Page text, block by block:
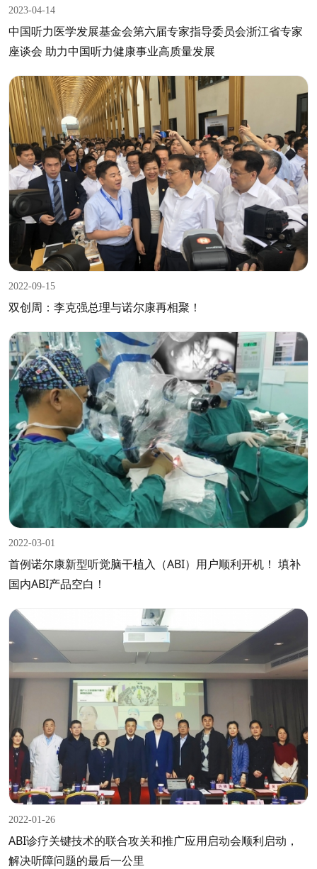
2023-04-14
中国听力医学发展基金会第六届专家指导委员会浙江省专家
座谈会 助力中国听力健康事业高质量发展
2022-09-15
双创周：李克强总理与诺尔康再相聚！
2022-03-01
首例诺尔康新型听觉脑干植入（ABI）用户顺利开机！ 填补
国内ABI产品空白！
2022-01-26
ABI诊疗关键技术的联合攻关和推广应用启动会顺利启动，
解决听障问题的最后一公里